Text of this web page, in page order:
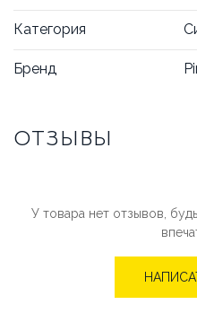
Категория
Бренд
ОТЗЫВЫ
У товара нет отзывов,